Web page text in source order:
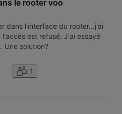
le rooter voo
dans l'interface du rooter...j'ai
l'accès est refusé. J'ai essayé
Une solution?
1